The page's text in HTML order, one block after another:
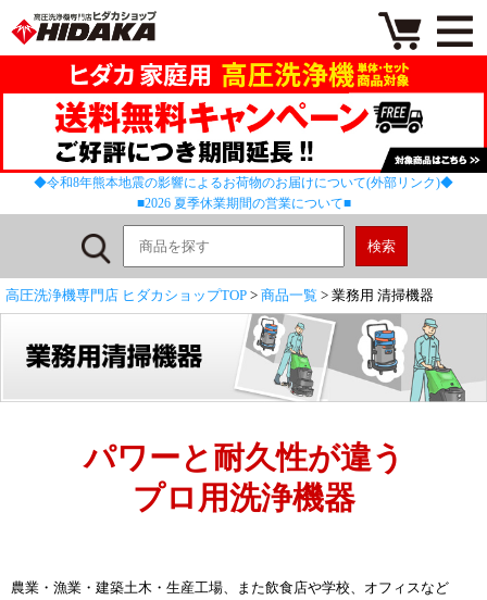
◆令和8年熊本地震の影響によるお荷物のお届けについて(外部リンク)◆
■2026 夏季休業期間の営業について■
高圧洗浄機専門店 ヒダカショップTOP > 商品一覧 > 業務用 清掃機器
パワーと耐久性が違う
プロ用洗浄機器
農業・漁業・建築土木・生産工場、また飲食店や学校、オフィスなど